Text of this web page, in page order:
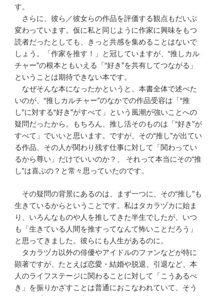
す。
さらに、彼ら／彼女らの作品を評価する観点もだいぶ
変わっています。仮に私と同じように作家に興味をもつ
読者だったとしても、きっと共感を集めることはないで
しょう。「作家を推す！」と冠していますが、“推しカル
チャー”の根本ともいえる「“好き”を共有してつながる」
ということは期待できない本です。
なぜそんな本になったかというと、本書全体で述べた
いのが、“推しカルチャー”のなかでの作品受容は「“推
し”に対する“好き”がすべて」という風潮が強いことへの
疑問だったから。もちろん、推し活そのものは「“好き”が
すべて」でいいと思います。ですが、その“推し”が出てい
る作品、その人が関わり残す仕事に対して「関わってい
るから尊い」だけでいいのか？、 それって本当にその“推
し”は喜ぶの？と常々思っていたのです。
その疑問の背景にあるのは、まず一つに、その“推し”も
生きているからということです。私はタカラヅカに始ま
り、いろんなものや人を推してきた半生でしたが、いつ
も「生きている人間を推すってなんて怖いことだろう」
と思ってきました。彼らにも人生があるのに。
タカラヅカ以外の俳優やアイドルのファンなどが特に
顕著ですが、たとえば恋愛・結婚や脱退、引退など、本
人のライフステージに関わることに対して「こうあるべ
き」を振りかざすことは普通におこなわれていて、そう